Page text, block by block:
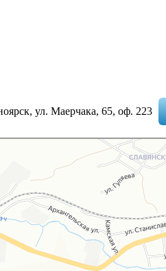
ул. Маерчака, 65, оф. 223